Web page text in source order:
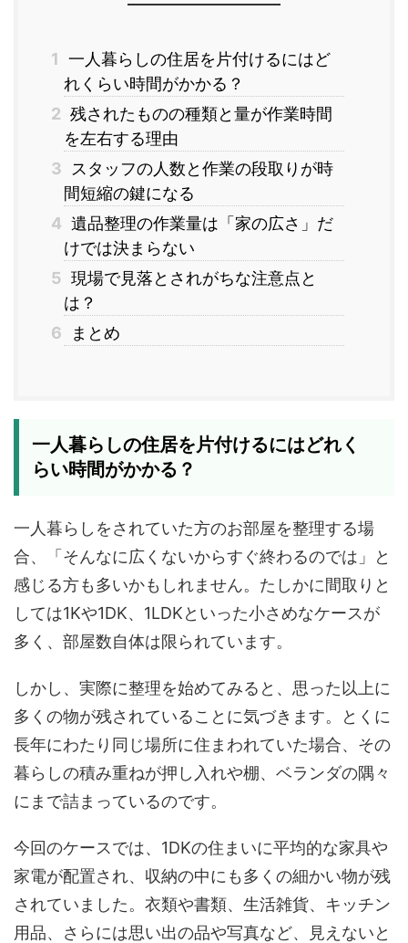
1 一人暮らしの住居を片付けるにはど
れくらい時間がかかる？
2 残されたものの種類と量が作業時間
を左右する理由
3
スタッフの人数と作業の段取りが時
間短縮の鍵になる
4 遺品整理の作業量は「家の広さ」だ
けでは決まらない
5 現場で見落とされがちな注意点と
は？
6
まとめ
一人暮らしの住居を片付けるにはどれく
らい時間がかかる？
一人暮らしをされていた方のお部屋を整理する場
合、「そんなに広くないからすぐ終わるのでは」と
感じる方も多いかもしれません。たしかに間取りと
しては1Kや1DK、1LDKといった小さめなケースが
多く、部屋数自体は限られています。
しかし、実際に整理を始めてみると、思った以上に
多くの物が残されていることに気づきます。とくに
長年にわたり同じ場所に住まわれていた場合、その
暮らしの積み重ねが押し入れや棚、ベランダの隅々
にまで詰まっているのです。
今回のケースでは、1DKの住まいに平均的な家具や
家電が配置され、収納の中にも多くの細かい物が残
されていました。衣類や書類、生活雑貨、キッチン
用品、さらには思い出の品や写真など、見えないと